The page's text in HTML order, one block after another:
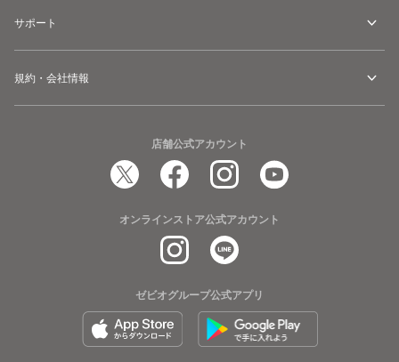
サポート
規約・会社情報
店舗公式アカウント
オンラインストア公式アカウント
ゼビオグループ公式アプリ